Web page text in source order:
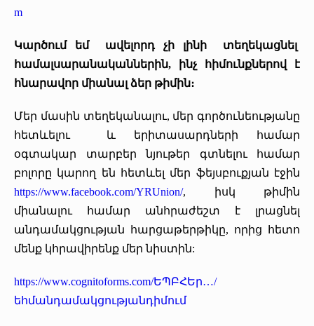
m
Կարծում եմ ավելորդ չի լինի տեղեկացնել
համալսարանականներին, ինչ հիմունքներով է
հնարավոր միանալ ձեր թիմին։
Մեր մասին տեղեկանալու, մեր գործունեությանը
հետևելու և երիտասարդների համար
օգտակար տարբեր նյութեր գտնելու համար
բոլորը կարող են հետևել մեր ֆեյսբուքյան էջին
https://www.facebook.com/YRUnion/, իսկ թիմին
միանալու համար անհրաժեշտ է լրացնել
անդամակցության հարցաթերթիկը, որից հետո
մենք կհրավիրենք մեր նիստին:
https://www.cognitoforms.com/ԵՊԲՀԵր…/
եհմանդամակցությանդիմում